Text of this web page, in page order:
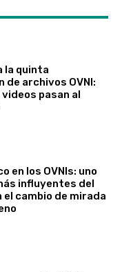
la quinta
de archivos OVNI:
pasan al
en los OVNIs: uno
influyentes del
cambio de mirada